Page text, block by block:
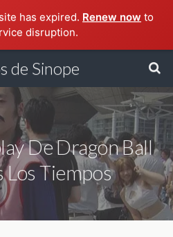
has expired. Renew now to
disruption.
de Sinope
De Dragon Ball
Los Tiempos